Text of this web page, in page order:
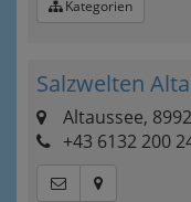
Kategorien
Salzwelten
Altaussee,
+43 6132 200